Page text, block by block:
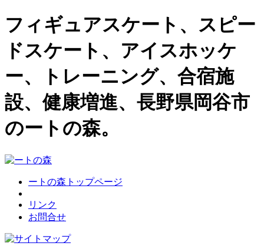
フィギュアスケート、スピー
ドスケート、アイスホッケ
ー、トレーニング、合宿施
設、健康増進、長野県岡谷市
のートの森。
ートの森トップページ
リンク
お問合せ